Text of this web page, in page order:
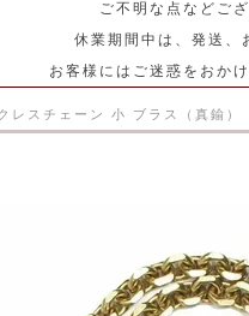
ご不明な点などご
休業期間中は、発送、
お客様にはご迷惑をおか
レスチェーン 小 ブラス（真鍮）